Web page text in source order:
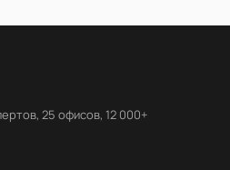
25 офисов, 12 000+